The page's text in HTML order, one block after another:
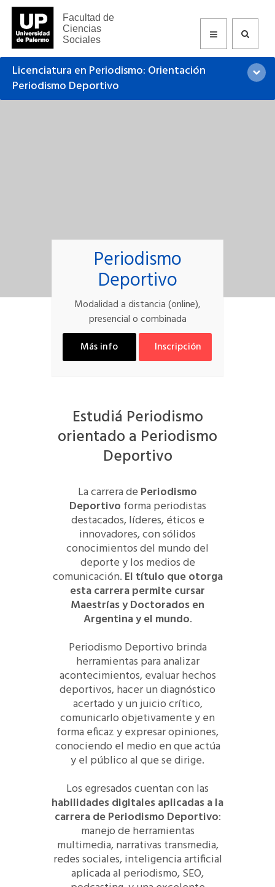
Facultad de
Ciencias
Sociales
Licenciatura en Periodismo: Orientación
Periodismo Deportivo
Periodismo
Deportivo
Modalidad a distancia (online),
presencial o combinada
Más info
Inscripción
Estudiá Periodismo
orientado a Periodismo
Deportivo
La carrera de Periodismo
Deportivo forma periodistas
destacados, líderes, éticos e
innovadores, con sólidos
conocimientos del mundo del
deporte y los medios de
comunicación. El título que otorga
esta carrera permite cursar
Maestrías y Doctorados en
Argentina y el mundo.
Periodismo Deportivo brinda
herramientas para analizar
acontecimientos, evaluar hechos
deportivos, hacer un diagnóstico
acertado y un juicio crítico,
comunicarlo objetivamente y en
forma eficaz y expresar opiniones,
conociendo el medio en que actúa
y el público al que se dirige.
Los egresados cuentan con las
habilidades digitales aplicadas a la
carrera de Periodismo Deportivo:
manejo de herramientas
multimedia, narrativas transmedia,
redes sociales, inteligencia artificial
aplicada al periodismo, SEO,